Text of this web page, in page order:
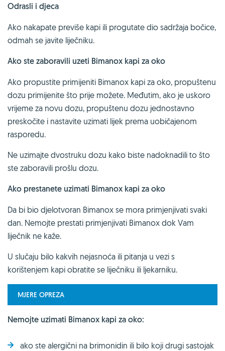
Odrasli i djeca
Ako nakapate previše kapi ili progutate dio sadržaja bočice,
odmah se javite liječniku.
Ako ste zaboravili uzeti Bimanox kapi za oko
Ako propustite primijeniti Bimanox kapi za oko, propuštenu
dozu primijenite što prije možete. Međutim, ako je uskoro
vrijeme za novu dozu, propuštenu dozu jednostavno
preskočite i nastavite uzimati lijek prema uobičajenom
rasporedu.
Ne uzimajte dvostruku dozu kako biste nadoknadili to što
ste zaboravili prošlu dozu.
Ako prestanete uzimati Bimanox kapi za oko
Da bi bio djelotvoran Bimanox se mora primjenjivati svaki
dan. Nemojte prestati primjenjivati Bimanox dok Vam
liječnik ne kaže.
U slučaju bilo kakvih nejasnoća ili pitanja u vezi s
korištenjem kapi obratite se liječniku ili ljekarniku.
MJERE OPREZA
Nemojte uzimati Bimanox kapi za oko:
ako ste alergični na brimonidin ili bilo koji drugi sastojak